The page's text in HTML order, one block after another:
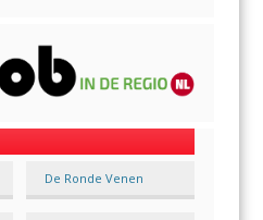
De Ronde Venen